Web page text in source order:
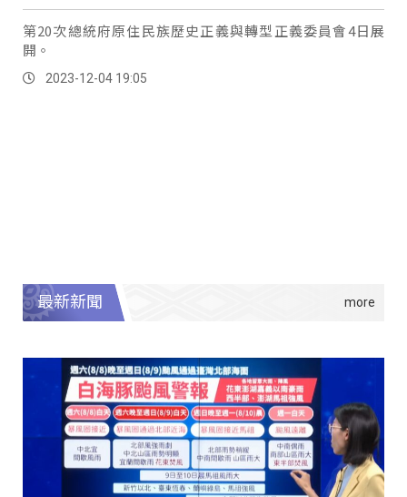
第20次總統府原住民族歷史正義與轉型正義委員會4日展
開。
2023-12-04 19:05
最新新聞